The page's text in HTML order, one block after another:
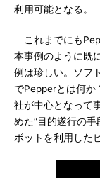
利用可能となる。
これまでにも
本事例のように既
例は珍しい。ソフ
でPepperとは何か
社が中心となって
めた“目的遂行の
ボットを利用した